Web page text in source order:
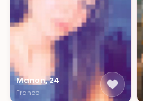
Manon, 24
France